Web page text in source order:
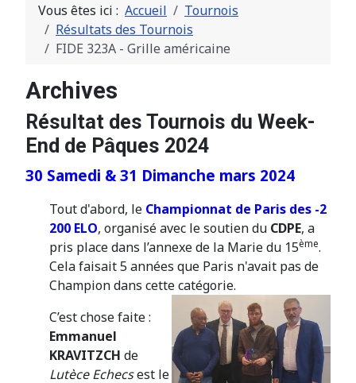
Vous êtes ici : Accueil
Tournois
Résultats des Tournois
FIDE 323A - Grille américaine
Archives
Résultat des Tournois du Week-
End de Pâques 2024
30 Samedi & 31 Dimanche mars 2024
Tout d'abord, le Championnat de Paris des -2
200 ELO, organisé avec le soutien du CDPE, a
pris place dans l’annexe de la Marie du 15ème.
Cela faisait 5 années que Paris n'avait pas de
Champion dans cette catégorie.
C’est chose faite :
Emmanuel
KRAVITZCH de
Lutèce Echecsest le